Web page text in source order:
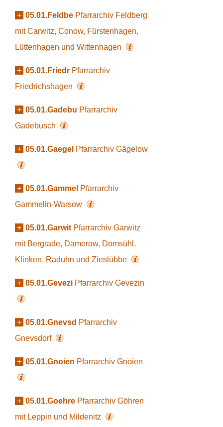
+ 05.01.Feldbe Pfarrarchiv Feldberg
mit Carwitz, Conow, Fürstenhagen,
Lüttenhagen und Wittenhagen
+ 05.01.Friedr Pfarrarchiv
Friedrichshagen
+ 05.01.Gadebu Pfarrarchiv
Gadebusch
+ 05.01.Gaegel Pfarrarchiv Gägelow
+ 05.01.Gammel Pfarrarchiv
Gammelin-Warsow
+ 05.01.Garwit Pfarrarchiv Garwitz
mit Bergrade, Damerow, Domsühl,
Klinken, Raduhn und Zieslübbe
+ 05.01.Gevezi Pfarrarchiv Gevezin
+ 05.01.Gnevsd Pfarrarchiv
Gnevsdorf
+ 05.01.Gnoien Pfarrarchiv Gnoien
+ 05.01.Goehre Pfarrarchiv Göhren
mit Leppin und Mildenitz